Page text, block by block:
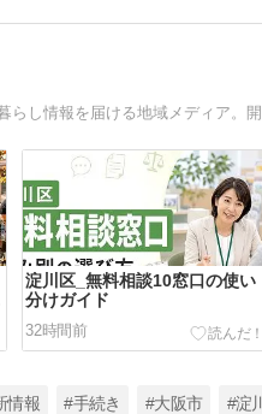
淀川区_無料相談10窓口の使い
分けガイド
32時間前
情報 #手続き #大阪市 #淀